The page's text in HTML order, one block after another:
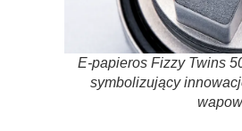
E-papieros Fizzy Twins
symbolizujący